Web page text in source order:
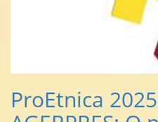
ProEtnica